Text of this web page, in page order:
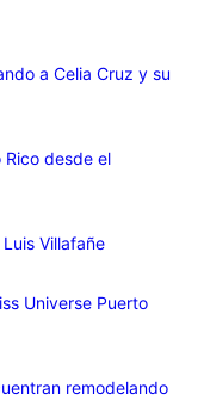
a Celia Cruz y su
Rico desde el
Villafañe
Universe Puerto
remodelando